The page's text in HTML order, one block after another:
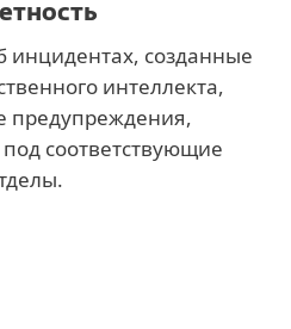
инцидентах, созданные
интеллекта,
предупреждения,
соответствующие